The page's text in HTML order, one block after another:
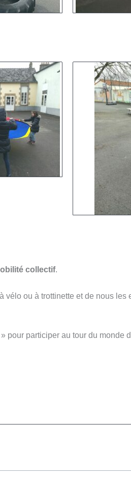
collectif.
vélo ou à trottinette et de nous
» pour participer au tour du monde